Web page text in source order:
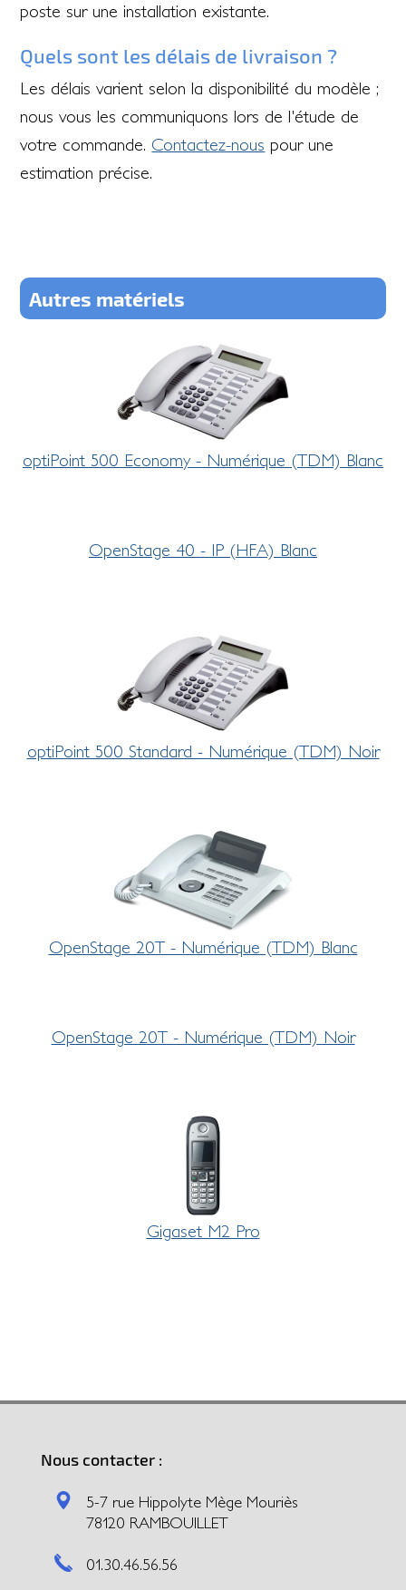
poste sur une installation existante.
Quels sont les délais de livraison ?
Les délais varient selon la disponibilité du modèle ;
nous vous les communiquons lors de l'étude de
votre commande. Contactez-nous pour une
estimation précise.
Autres matériels
optiPoint 500 Economy - Numérique (TDM) Blanc
OpenStage 40 - IP (HFA) Blanc
optiPoint 500 Standard - Numérique (TDM) Noir
OpenStage 20T - Numérique (TDM) Blanc
OpenStage 20T - Numérique (TDM) Noir
Gigaset M2 Pro
Nous contacter :
5-7 rue Hippolyte Mège Mouriès
78120 RAMBOUILLET
01.30.46.56.56